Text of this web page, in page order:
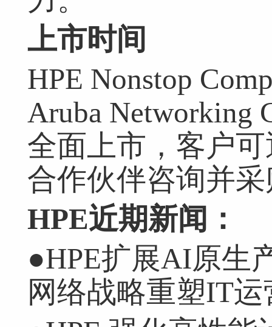
上市时间
HPE Nonstop
Aruba Networking
全面上市，客户
合作伙伴咨询并
HPE近期新闻：
●HPE扩展AI原生
网络战略重塑IT